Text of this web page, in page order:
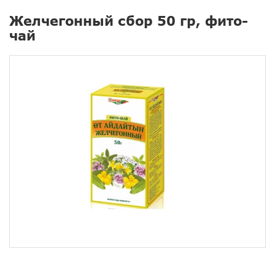
Желчегонный сбор 50 гр, фито-
чай